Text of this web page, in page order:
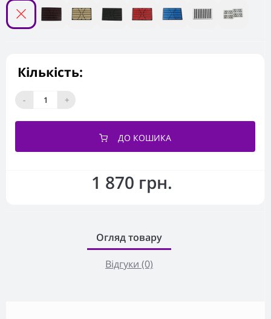
1 870 грн.
Кількість:
- +
ДО КОШИКА
Огляд товару
Відгуки (0)